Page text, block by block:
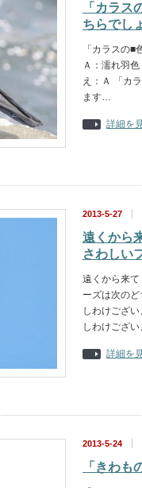
「カラ
ちらでし
「カラスの
Ａ：濡れ羽
え：Ａ 「カ
ます…
詳細を
2013-5-27
遠くから
さわしい
遠くから来
ーズは次の
しわけござ
しわけござ
詳細を
2013-5-24
「きわも